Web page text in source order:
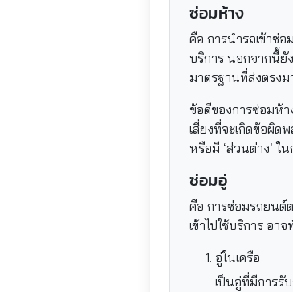
ซ่อมห้าง
คือ การนำรถเข้าซ่
บริการ นอกจากนี้ยั
มาตรฐานที่ส่งตรงม
ข้อดีของการซ่อมห้า
เสี่ยงที่จะเกิดข้อผิด
หรือมี ‘ส่วนต่าง’ ใ
ซ่อมอู่
คือ การซ่อมรถยนต์
เข้าไปใช้บริการ อ
อู่ในเครือ
เป็นอู่ที่มีการรั